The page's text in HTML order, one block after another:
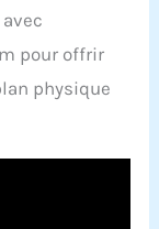
pour offrir
physique